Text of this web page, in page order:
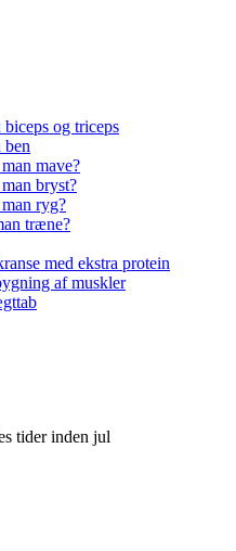
og triceps
ben
mave?
bryst?
ryg?
træne?
med ekstra protein
af muskler
tider inden jul